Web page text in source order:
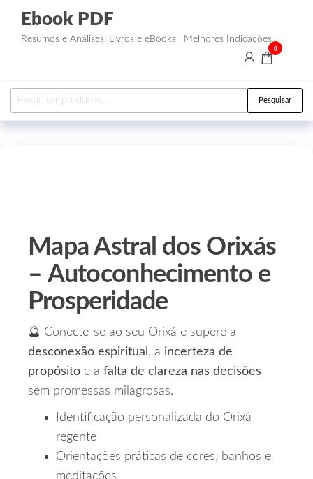
Ebook PDF
Resumos e Análises: Livros e eBooks | Melhores Indicações
0
Pesquisar
Mapa Astral dos Orixás
– Autoconhecimento e
Prosperidade
🔮 Conecte-se ao seu Orixá e supere a
desconexão espiritual , a incerteza de
propósito e a falta de clareza nas decisões
sem promessas milagrosas.
Identificação personalizada do Orixá
regente
Orientações práticas de cores, banhos e
meditações